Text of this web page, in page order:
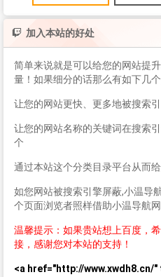
加入本站的好处
简单来说就是可以给您的网站提
量！如果细分的话那么有如下几个
让您的网站更快、更多地被搜索
让您的网站名称的关键词在搜索
个
通过本站这个分类目录平台从而
如您网站被搜索引擎屏蔽,小温导
个页面浏览者照样借助小温导航
温馨提示：如果贵站想上百度，
接，感谢您对本站的支持！
<a href="http://www.xwdh8.cn/